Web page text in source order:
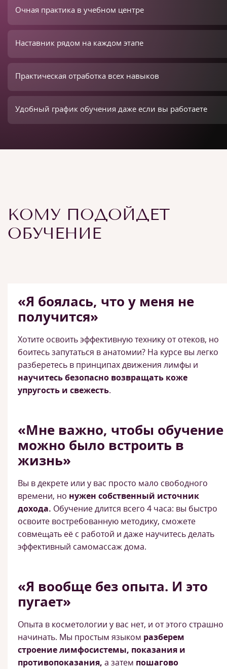
Очная практика в учебном центре
Наставник рядом на каждом этапе
Практическая отработка всех навыков
Удобный график обучения даже если вы работаете
КОМУ ПОДОЙДЕТ
ОБУЧЕНИЕ
«Я боялась, что у меня не
получится»
Хотите освоить эффективную технику от отеков, но
боитесь запутаться в анатомии? На курсе вы легко
разберетесь в принципах движения лимфы и
научитесь безопасно возвращать коже
упругость и свежесть.
«Мне важно, чтобы обучение
можно было встроить в
жизнь»
Вы в декрете или у вас просто мало свободного
времени, но нужен собственный источник
дохода. Обучение длится всего 4 часа: вы быстро
освоите востребованную методику, сможете
совмещать её с работой и даже научитесь делать
эффективный самомассаж дома.
«Я вообще без опыта. И это
пугает»
Опыта в косметологии у вас нет, и от этого страшно
начинать. Мы простым языком разберем
строение лимфосистемы, показания и
противопоказания, а затем пошагово